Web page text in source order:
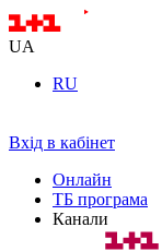
UA
RU
Вхід в кабінет
Онлайн
ТБ програма
Канали